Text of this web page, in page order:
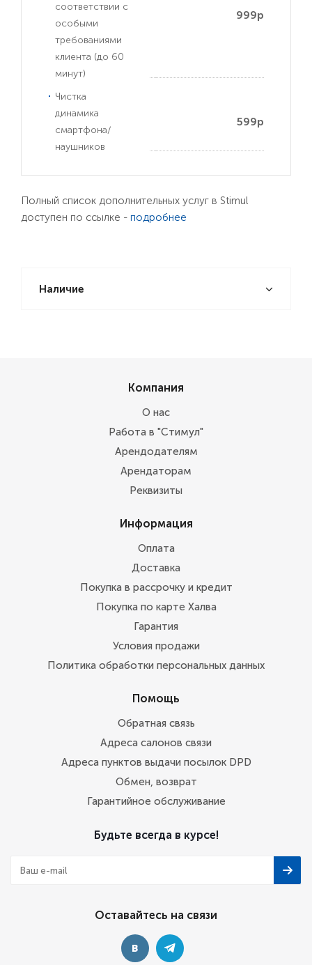
соответствии с
особыми
требованиями
клиента (до 60
минут)
999р
Чистка
динамика
смартфона/
наушников
599р
Полный список дополнительных услуг в Stimul
доступен по ссылке - подробнее
Наличие
Компания
О нас
Работа в "Стимул"
Арендодателям
Арендаторам
Реквизиты
Информация
Оплата
Доставка
Покупка в рассрочку и кредит
Покупка по карте Халва
Гарантия
Условия продажи
Политика обработки персональных данных
Помощь
Обратная связь
Адреса салонов связи
Адреса пунктов выдачи посылок DPD
Обмен, возврат
Гарантийное обслуживание
Будьте всегда в курсе!
Оставайтесь на связи